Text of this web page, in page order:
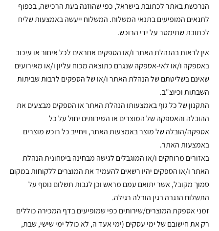
הנרכשת באתר לכתובת בישראל, כפי שהוזנה בעת הרכישה, בכפוף
לתנאים המופיעים בתנאי המשלוח. המשלוח ייעשה באמצעות שליח
לכתובת שתימסר על ידי הרוכש.
אין לראות בהנהלת האתר ו/או הספקים אחראים לכל איחור או עיכוב
באספקה ו/או לאי-אספקה שנגרם כתוצאה מכוח עליון ו/או מאירועים
שאינם בשליטתם של הנהלת האתר ו/או של הספקים לרבות שביתות
השבתות וכיוצ"ב.
התקנון של כל גוף באמצעותו הנהלת האתר או הספקים מבצעים את
ההובלה והאספקה של המוצרים או השירותים יחול על כל
אספקה/הובלה של מוצר באמצעות האתר, ויחייב כל רוכש מוצרים
באמצעות האתר.
באזורים מרוחקים ו/או המוגבלים לגישה מבחינה ביטחונית הנהלת
האתר ו/או הספקים יהיו רשאים להעמיד את המוצרים ללקוחות במקום
סמוך מקובל, אשר יתואם עמם מראש וכן לגבות תשלום נוסף על
התשלום הנגבה בגין הובלה רגילה.
זמני אספקת המוצרים/שירותים כפי שמופיעים בדף המכירה כוללים
רק את חישובם של ימי עסקים (ימי אעד ה, לא כולל ימי שישי, שבת,